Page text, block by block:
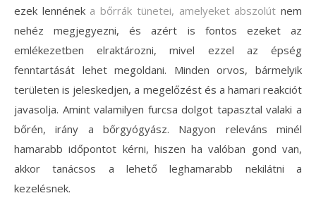
ezek lennének a bőrrák tünetei, amelyeket abszolút nem
nehéz megjegyezni, és azért is fontos ezeket az
emlékezetben elraktározni, mivel ezzel az épség
fenntartását lehet megoldani. Minden orvos, bármelyik
területen is jeleskedjen, a megelőzést és a hamari reakciót
javasolja. Amint valamilyen furcsa dolgot tapasztal valaki a
bőrén, irány a bőrgyógyász. Nagyon releváns minél
hamarabb időpontot kérni, hiszen ha valóban gond van,
akkor tanácsos a lehető leghamarabb nekilátni a
kezelésnek.